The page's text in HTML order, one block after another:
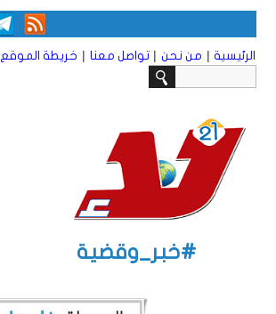
الرئيسية | من نحن | تواصل معنا | خريطة الموقع
#خبر_وقضية